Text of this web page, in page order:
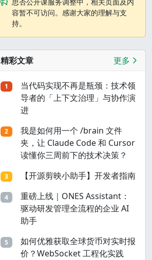
容暂不可访问。感谢大家的理解与支
持。
精彩文章 更多
1
当代码实现不再是瓶颈：技术领
导者的「上下文治理」与协作演
进
2
我是如何用一个 /brain 文件
夹，让 Claude Code 和 Cursor
读懂你三周前下的技术决策？
3 【开源剪映小助手】开发者指南
4
重磅上线｜ONES Assistant：
驱动研发管理全流程的企业 AI
助手
5
如何优雅获取全球货币对实时报
价？WebSocket 工程化实践